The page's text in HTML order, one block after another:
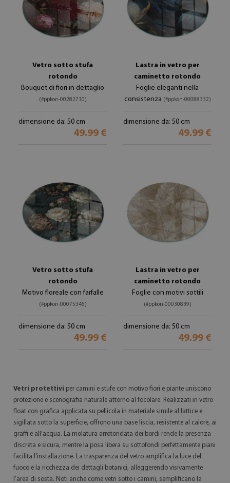
Vetro sotto stufa
rotondo
Bouquet di fiori in dettaglio
(#ppkon-00282730)
dimensione da: 50 cm
49.99 €
Lastra in vetro per
caminetto rotondo
Foglie eleganti nella
consistenza (#ppkon-00088332)
dimensione da: 50 cm
49.99 €
Vetro sotto stufa
rotondo
Motivo floreale con farfalle
(#ppkon-00075346)
dimensione da: 50 cm
49.99 €
Lastra in vetro per
caminetto rotondo
Foglie con motivi sottili
(#ppkon-00030839)
dimensione da: 50 cm
49.99 €
Vetri protettivi per camini e stufe con motivo fiori e piante uniscono
protezione e scenografia naturale attorno al focolare. Realizzati in vetro
float con grafica applicata su pellicola in materiale simile al lattice e
sigillata sotto la superficie, offrono una base liscia, resistente al calore, ai
graffi e all’acqua. La molatura arrotondata dei bordi rende la presenza
discreta e sicura, mentre la posa libera su sottofondi perfettamente piani
facilita l'installazione. La trasparenza del vetro amplifica la luce del
fuoco e la ricchezza dei dettagli botanici, alleggerendo visivamente
l’area di sosta. Noti anche come vetri sotto i camini, semplificano la